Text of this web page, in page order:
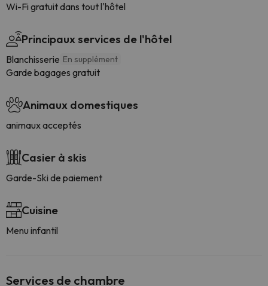
Wi-Fi gratuit dans tout l'hôtel
Principaux services de l'hôtel
Blanchisserie En supplément
Garde bagages gratuit
Animaux domestiques
animaux acceptés
Casier à skis
Garde-Ski de paiement
Cuisine
Menu infantil
Services de chambre